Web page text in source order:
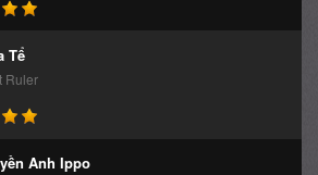
Tể
Ruler
Anh Ippo